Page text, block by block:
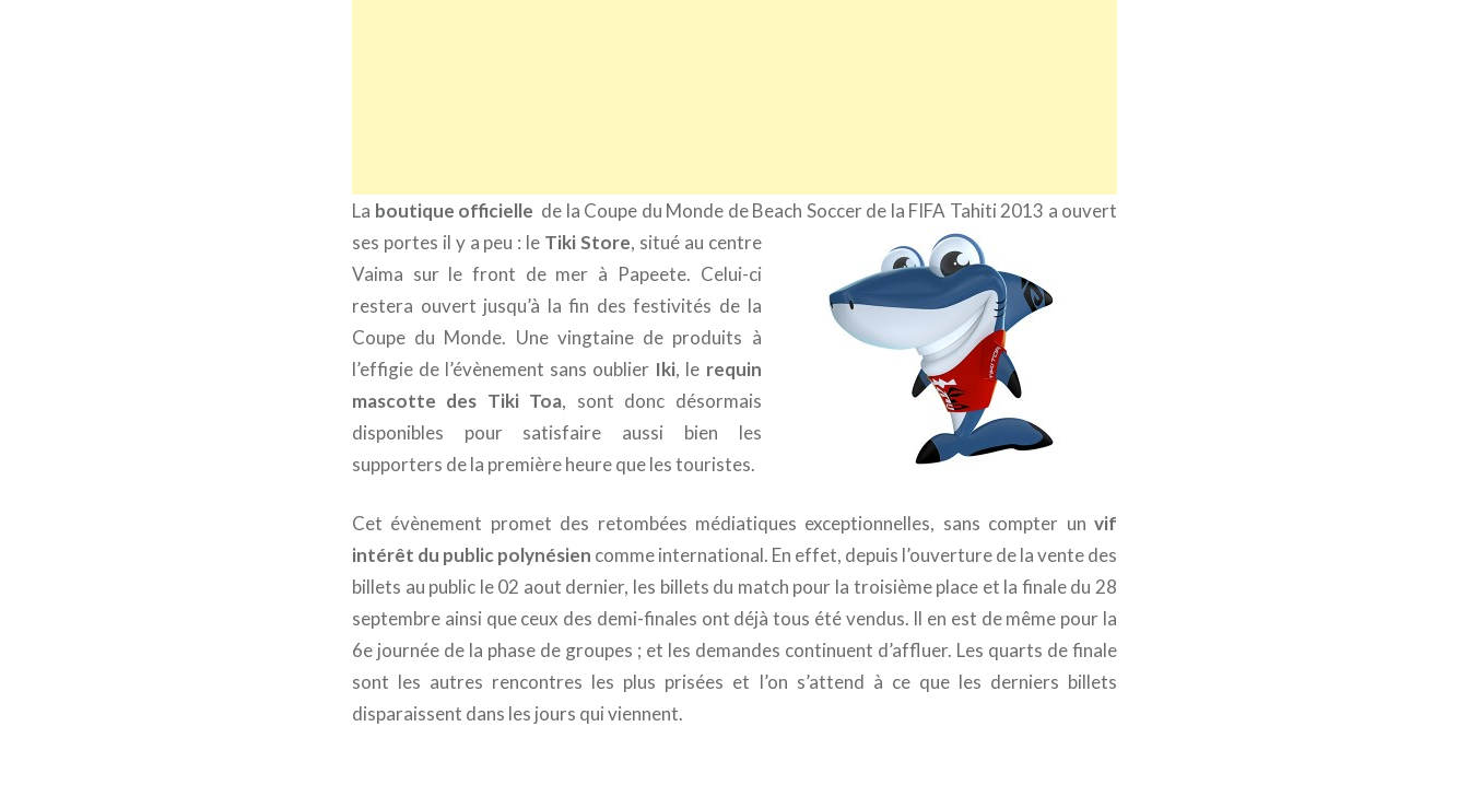
La boutique officielle de la Coupe du Monde de Beach Soccer de la FIFA Tahiti 2013 a ouvert
ses portes il y a peu : le Tiki Store, situé au centre
Vaima sur le front de mer à Papeete. Celui-ci
restera ouvert jusqu’à la fin des festivités de la
Coupe du Monde. Une vingtaine de produits à
l’effigie de l’évènement sans oublier Iki, le requin
mascotte des Tiki Toa, sont donc désormais
disponibles pour satisfaire aussi bien les
supporters de la première heure que les touristes.
Cet évènement promet des retombées médiatiques exceptionnelles, sans compter un vif
intérêt du public polynésien comme international. En effet, depuis l’ouverture de la vente des
billets au public le 02 aout dernier, les billets du match pour la troisième place et la finale du 28
septembre ainsi que ceux des demi-finales ont déjà tous été vendus. Il en est de même pour la
6e journée de la phase de groupes ; et les demandes continuent d’affluer. Les quarts de finale
sont les autres rencontres les plus prisées et l’on s’attend à ce que les derniers billets
disparaissent dans les jours qui viennent.